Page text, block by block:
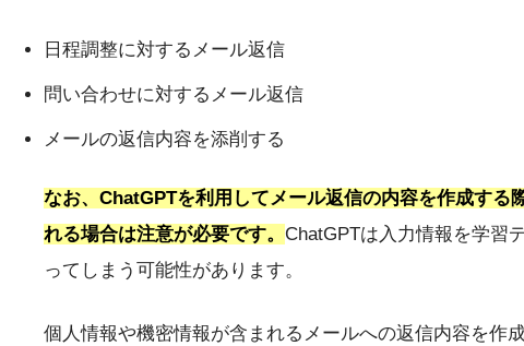
日程調整に対するメール返信
問い合わせに対するメール返信
メールの返信内容を添削する
なお、ChatGPTを利用してメール返信の内容を作成する
れる場合は注意が必要です。 ChatGPTは入力情報を学習
ってしまう可能性があります。
個人情報や機密情報が含まれるメールへの返信内容を作